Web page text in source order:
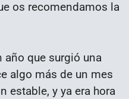
os recomendamos la
año que surgió una
algo más de un mes
estable, y ya era hora